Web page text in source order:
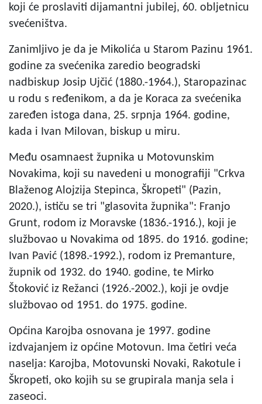
koji će proslaviti dijamantni jubilej, 60. obljetnicu
svećeništva.
Zanimljivo je da je Mikolića u Starom Pazinu 1961.
godine za svećenika zaredio beogradski
nadbiskup Josip Ujčić (1880.-1964.), Staropazinac
u rodu s ređenikom, a da je Koraca za svećenika
zaređen istoga dana, 25. srpnja 1964. godine,
kada i Ivan Milovan, biskup u miru.
Među osamnaest župnika u Motovunskim
Novakima, koji su navedeni u monografiji "Crkva
Blaženog Alojzija Stepinca, Škropeti" (Pazin,
2020.), ističu se tri "glasovita župnika": Franjo
Grunt, rodom iz Moravske (1836.-1916.), koji je
službovao u Novakima od 1895. do 1916. godine;
Ivan Pavić (1898.-1992.), rodom iz Premanture,
župnik od 1932. do 1940. godine, te Mirko
Štoković iz Režanci (1926.-2002.), koji je ovdje
službovao od 1951. do 1975. godine.
Općina Karojba osnovana je 1997. godine
izdvajanjem iz općine Motovun. Ima četiri veća
naselja: Karojba, Motovunski Novaki, Rakotule i
Škropeti, oko kojih su se grupirala manja sela i
zaseoci.